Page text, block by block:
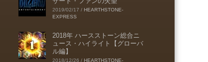
2019/02/17 / HEARTHSTONE-
EXPRESS
2018年 ハースストーン総合ニ
ュース・ハイライト【グローバ
ル編】
2018/12/26 / HEARTHSTONE-